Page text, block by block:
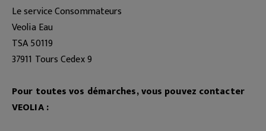
Le service Consommateurs
Veolia Eau
TSA 50119
37911 Tours Cedex 9
Pour toutes vos démarches, vous pouvez contacter
VEOLIA :